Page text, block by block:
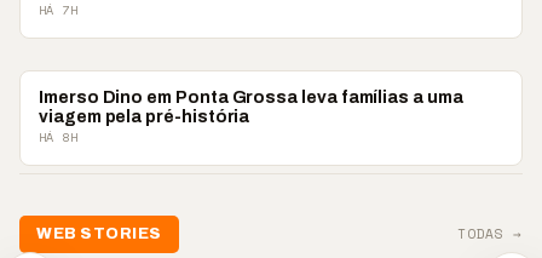
HÁ 7H
PONTA GROSSA
Imerso Dino em Ponta Grossa leva famílias a uma
viagem pela pré-história
HÁ 8H
WEB STORIES TODAS →
🔥 “O